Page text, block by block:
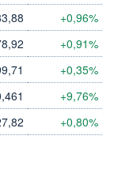
+0,96%
+0,91%
+0,35%
+9,76%
+0,80%